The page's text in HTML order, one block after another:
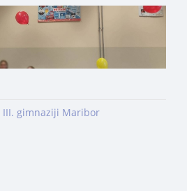
III. gimnaziji Maribor